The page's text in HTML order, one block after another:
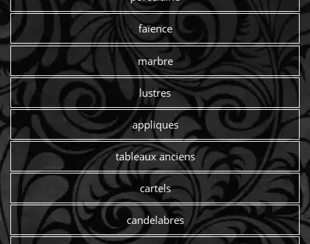
faïence
marbre
lustres
appliques
tableaux anciens
cartels
candelabres